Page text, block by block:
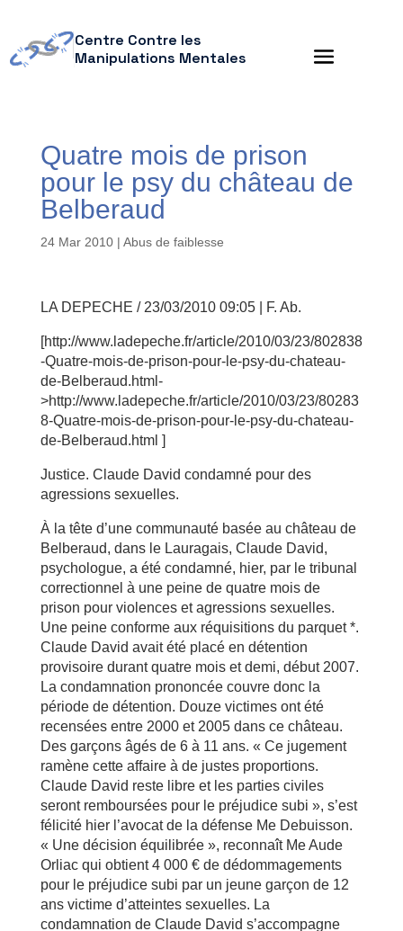
Centre Contre les
Manipulations Mentales
Quatre mois de prison
pour le psy du château de
Belberaud
24 Mar 2010| Abus de faiblesse
LA DEPECHE / 23/03/2010 09:05 | F. Ab.
[http://www.ladepeche.fr/article/2010/03/23/802838
-Quatre-mois-de-prison-pour-le-psy-du-chateau-
de-Belberaud.html-
>http://www.ladepeche.fr/article/2010/03/23/80283
8-Quatre-mois-de-prison-pour-le-psy-du-chateau-
de-Belberaud.html ]
Justice. Claude David condamné pour des
agressions sexuelles.
À la tête d’une communauté basée au château de
Belberaud, dans le Lauragais, Claude David,
psychologue, a été condamné, hier, par le tribunal
correctionnel à une peine de quatre mois de
prison pour violences et agressions sexuelles.
Une peine conforme aux réquisitions du parquet *.
Claude David avait été placé en détention
provisoire durant quatre mois et demi, début 2007.
La condamnation prononcée couvre donc la
période de détention. Douze victimes ont été
recensées entre 2000 et 2005 dans ce château.
Des garçons âgés de 6 à 11 ans. « Ce jugement
ramène cette affaire à de justes proportions.
Claude David reste libre et les parties civiles
seront remboursées pour le préjudice subi », s’est
félicité hier l’avocat de la défense Me Debuisson.
« Une décision équilibrée », reconnaît Me Aude
Orliac qui obtient 4 000 € de dédommagements
pour le préjudice subi par un jeune garçon de 12
ans victime d’atteintes sexuelles. La
condamnation de Claude David s’accompagne